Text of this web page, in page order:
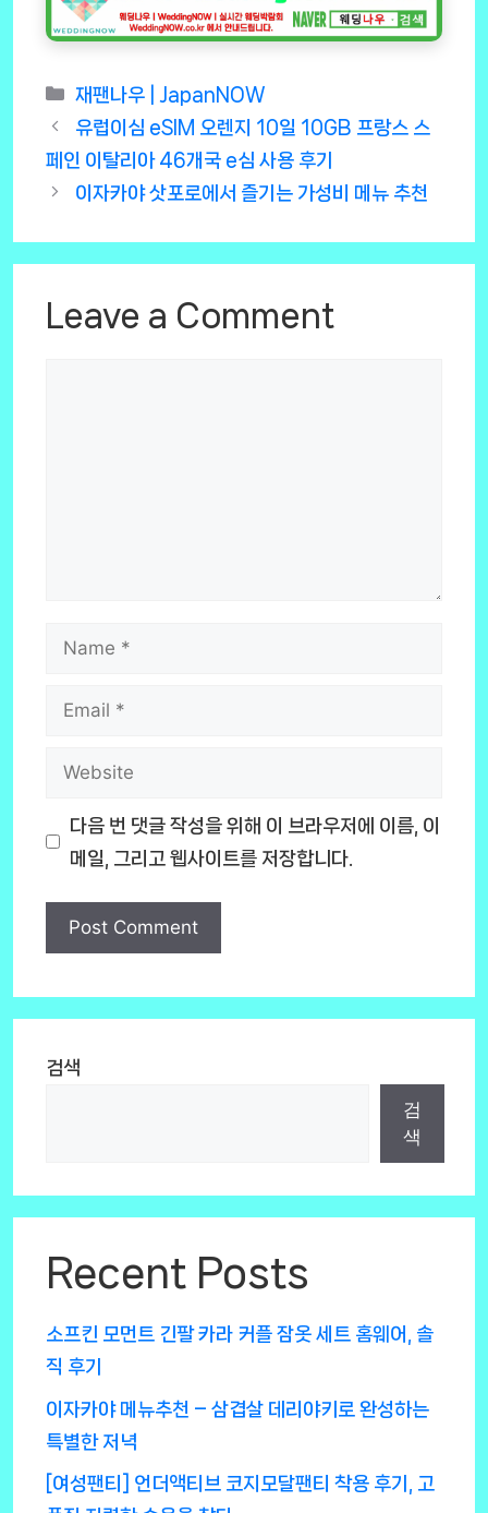
Categories
재팬나우 | JapanNOW
유럽이심 eSIM 오렌지 10일 10GB 프랑스 스
페인 이탈리아 46개국 e심 사용 후기
이자카야 삿포로에서 즐기는 가성비 메뉴 추천
Leave a Comment
Name
Email
Website
다음 번 댓글 작성을 위해 이 브라우저에 이름, 이
메일, 그리고 웹사이트를 저장합니다.
검색
검
색
Recent Posts
소프킨 모먼트 긴팔 카라 커플 잠옷 세트 홈웨어, 솔
직 후기
이자카야 메뉴추천 – 삼겹살 데리야키로 완성하는
특별한 저녁
[여성팬티] 언더액티브 코지모달팬티 착용 후기, 고